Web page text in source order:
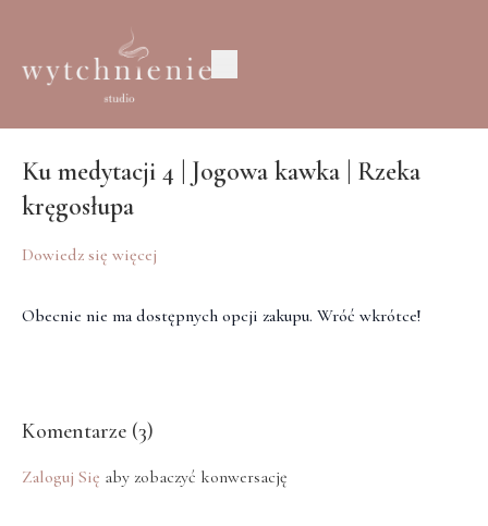
Ku medytacji 4 | Jogowa kawka | Rzeka
kręgosłupa
Dowiedz się więcej
Obecnie nie ma dostępnych opcji zakupu. Wróć wkrótce!
Komentarze (3)
Zaloguj Się aby zobaczyć konwersację